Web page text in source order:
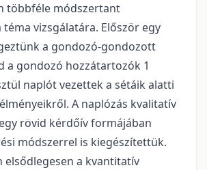
többféle módszertant
vizsgálatára. Először egy
a gondozó-gondozott
a gondozó hozzátartozók 1
naplót vezettek a sétáik alatti
A naplózás kvalitatív
rövid kérdőív formájában
módszerrel is kiegészítettük.
elsődlegesen a kvantitatív